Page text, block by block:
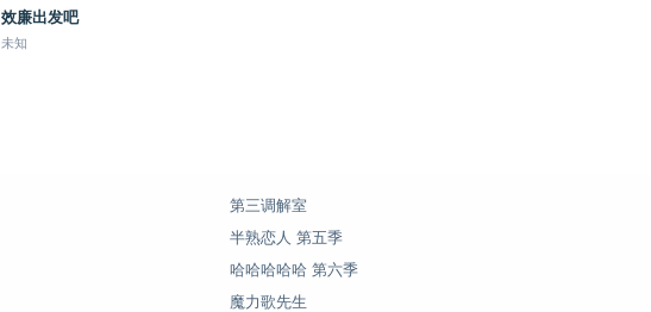
效廉出发吧
未知
第三调解室
半熟恋人 第五季
哈哈哈哈哈 第六季
魔力歌先生